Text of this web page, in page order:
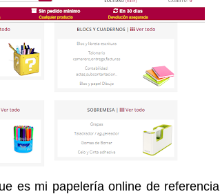
es mi papelería online de referencia